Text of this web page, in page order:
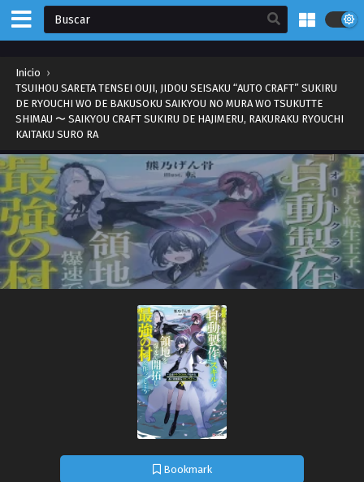
Inicio ›
TSUIHOU SARETA TENSEI OUJI, JIDOU SEISAKU “AUTO CRAFT” SUKIRU
DE RYOUCHI WO DE BAKUSOKU SAIKYOU NO MURA WO TSUKUTTE
SHIMAU 〜 SAIKYOU CRAFT SUKIRU DE HAJIMERU, RAKURAKU RYOUCHI
KAITAKU SURO RA
Bookmark